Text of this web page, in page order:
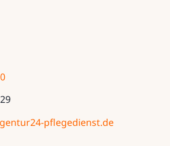
pflegedienst.de